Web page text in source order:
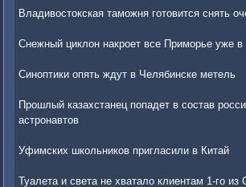
Владивостокская таможня готовится снять
Снежный циклон накроет все Приморье уже в
Синоптики опять ждут в Челябинске метель
Прошлый казахстанец попадет в состав
астронавтов
Уфимских школьников пригласили в Китай
Туалета и света не хватало клиентам 1-го